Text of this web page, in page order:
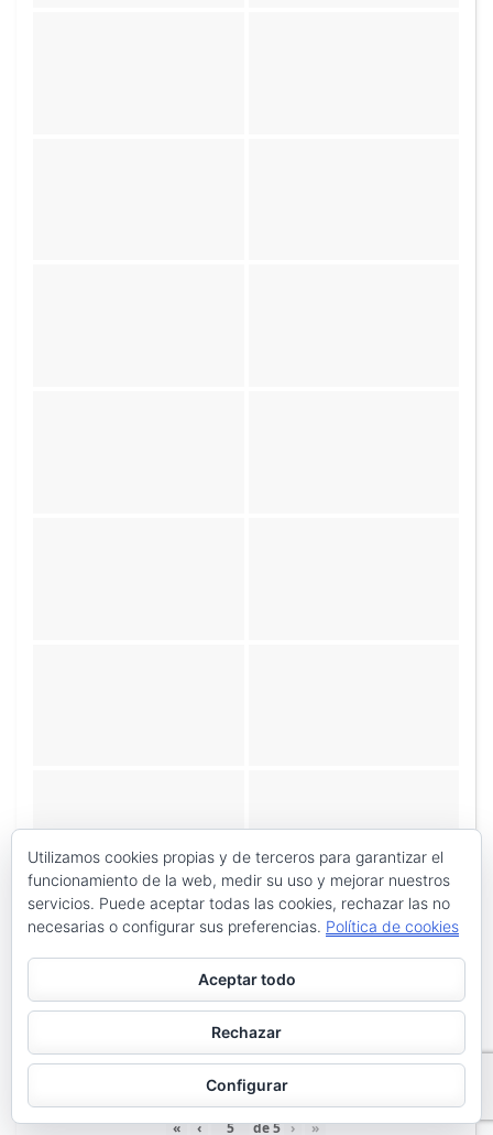
« de 3
« ‹ de5 › »
Utilizamos cookies propias y de terceros para garantizar el
funcionamiento de la web, medir su uso y mejorar nuestros
servicios. Puede aceptar todas las cookies, rechazar las no
necesarias o configurar sus preferencias. Política de cookies
Aceptar todo
Rechazar
Configurar